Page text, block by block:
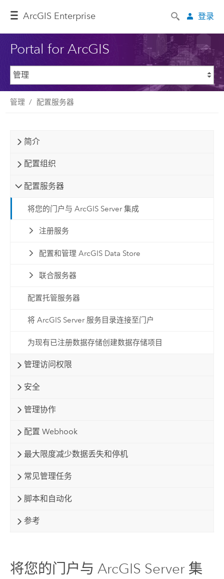
ArcGIS Enterprise 登录
Portal for ArcGIS
管理 配置服务器
简介
配置组织
配置服务器
将您的门户与 ArcGIS Server 集成
注册服务
配置和管理 ArcGIS Data Store
联合服务器
配置托管服务器
将 ArcGIS Server 服务目录连接至门户
为现有已注册数据存储创建数据存储项目
管理访问权限
安全
管理协作
配置 Webhook
最大限度减少数据丢失和停机
常见管理任务
脚本和自动化
参考
将您的门户与 ArcGIS Server 集